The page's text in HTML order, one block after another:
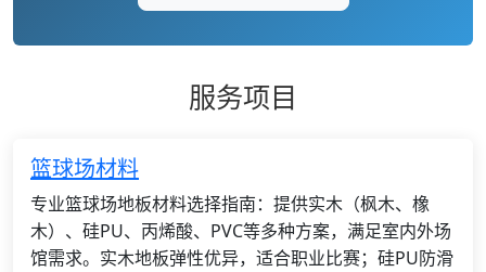
服务项目
篮球场材料
专业篮球场地板材料选择指南：提供实木（枫木、橡
木）、硅PU、丙烯酸、PVC等多种方案，满足室内外场
馆需求。实木地板弹性优异，适合职业比赛；硅PU防滑